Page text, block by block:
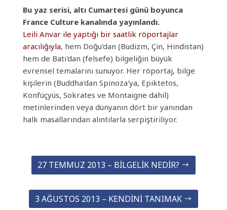
Bu yaz serisi, altı Cumartesi günü boyunca
France Culture kanalında yayınlandı.
Leili Anvar ile yaptığı bir saatlik röportajlar
aracılığıyla, hem Doğu'dan (Budizm, Çin, Hindistan)
hem de Batı'dan (felsefe) bilgeliğin büyük
evrensel temalarını sunuyor. Her röportaj, bilge
kişilerin (Buddha'dan Spinoza'ya, Epiktetos,
Konfüçyüs, Sokrates ve Montaigne dahil)
metinlerinden veya dünyanın dört bir yanından
halk masallarından alıntılarla serpiştiriliyor.
27 TEMMUZ 2013 – BILGELIK NEDIR?
3 AĞUSTOS 2013 – KENDINI TANIMAK